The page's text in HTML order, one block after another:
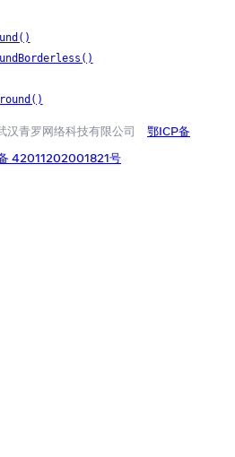
青罗网络科技有限公司
鄂ICP备
42011202001821号